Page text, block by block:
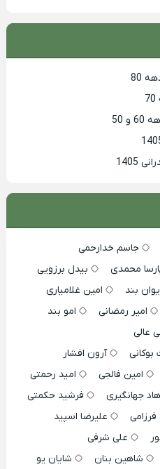
جاسم خدارحمی
محمدی
بیدل برزویی
بند
امین غلامیاری
امیر رمضانی
امو بند
عالی
بوکانی
آرون افشار
امین فالجی
امید رحمتی
جهانگیری
فرشید حکمتی
علیرضا اسپید
علی شرفی
شاهین بنان
شایان یو